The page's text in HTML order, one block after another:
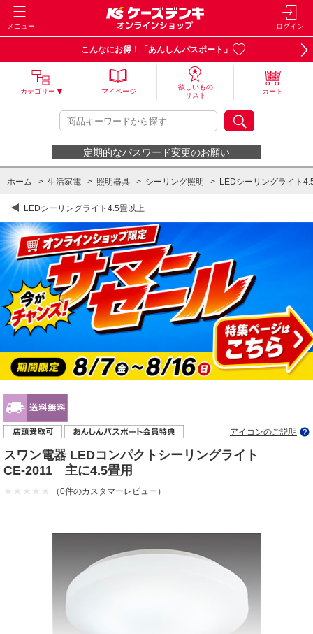
メニュー ログイン
こんなにお得！「あんしんパスポート」
カテゴリー マイページ
欲しいもの
リスト
カート
定期的なパスワード変更のお願い
ホーム > 生活家電 > 照明器具 > シーリング照明 > LEDシーリングライト
LEDシーリングライト4.5畳以上
アイコンのご説明
スワン電器 LEDコンパクトシーリングライト
CE-2011 主に4.5畳用
（0件のカスタマーレビュー）